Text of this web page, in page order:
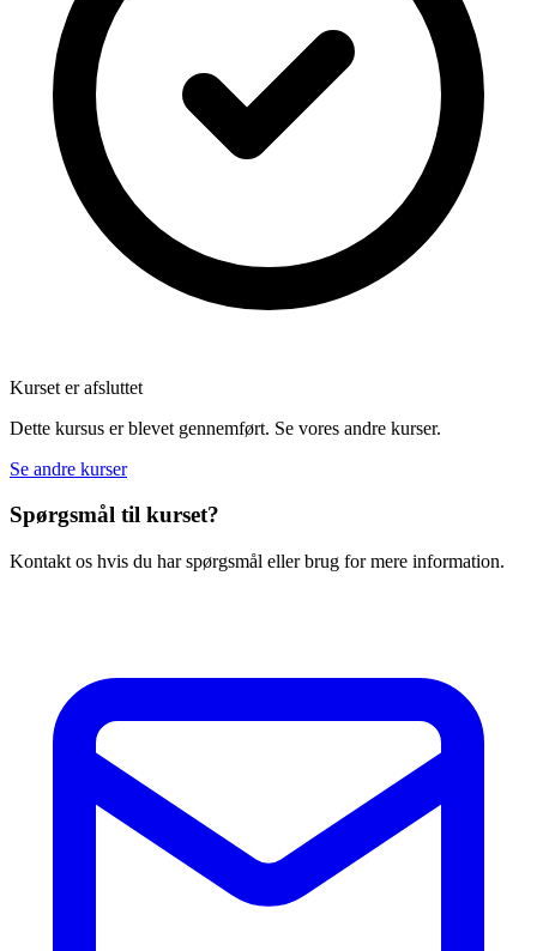
Kurset er afsluttet
Dette kursus er blevet gennemført. Se vores andre kurser.
Se andre kurser
Spørgsmål til kurset?
Kontakt os hvis du har spørgsmål eller brug for mere information.